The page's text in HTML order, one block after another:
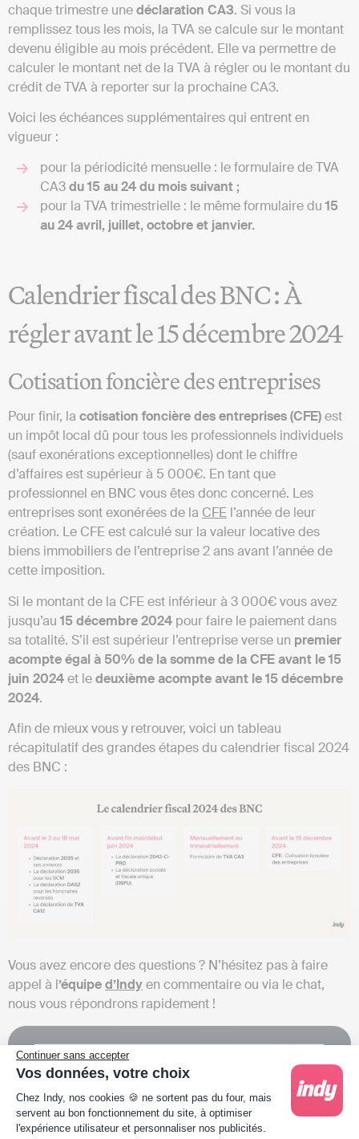
Continuer sans accepter
Vos données, votre choix
Plateforme de Gestion du Consentement :
Chez Indy, nos cookies 🍪 ne sortent pas du four, mais
servent au bon fonctionnement du site, à optimiser
l'expérience utilisateur et personnaliser nos publicités.
chaque trimestre unedéclaration CA3. Si vous la
remplissez tous les mois, la TVA se calcule sur le montant
devenu éligible au mois précédent. Elle va permettre de
calculer le montant net de la TVA à régler ou le montant du
crédit de TVA à reporter sur la prochaine CA3.
Voici les échéances supplémentaires qui entrent en
vigueur :
pour la périodicité mensuelle : le formulaire de TVA
CA3du 15 au 24 du mois suivant ;
pour la TVA trimestrielle : le même formulaire du 15
au 24 avril, juillet, octobre et janvier.
Calendrier fiscal des BNC : À
régler avant le 15 décembre 2024
Cotisation foncière des entreprises
Pour finir, la cotisation foncière des entreprises (CFE)est
un impôt local dû pour tous les professionnels individuels
(sauf exonérations exceptionnelles) dont le chiffre
d’affaires est supérieur à 5 000€. En tant que
professionnel en BNC vous êtes donc concerné. Les
entreprises sont exonérées de la CFE l’année de leur
création. Le CFE est calculé sur la valeur locative des
biens immobiliers de l’entreprise 2 ans avant l’année de
cette imposition.
Si le montant de la CFE est inférieur à 3 000€ vous avez
jusqu’au 15 décembre 2024 pour faire le paiement dans
sa totalité. S’il est supérieur l’entreprise verse un premier
acompte égal à 50% de la somme de la CFE avant le 15
juin 2024et ledeuxième acompte avant le 15 décembre
2024.
Afin de mieux vous y retrouver, voici un tableau
récapitulatif des grandes étapes du calendrier fiscal 2024
des BNC :
Vous avez encore des questions ? N’hésitez pas à faire
appel à l’équiped’Indyen commentaire ou via le chat,
nous vous répondrons rapidement !